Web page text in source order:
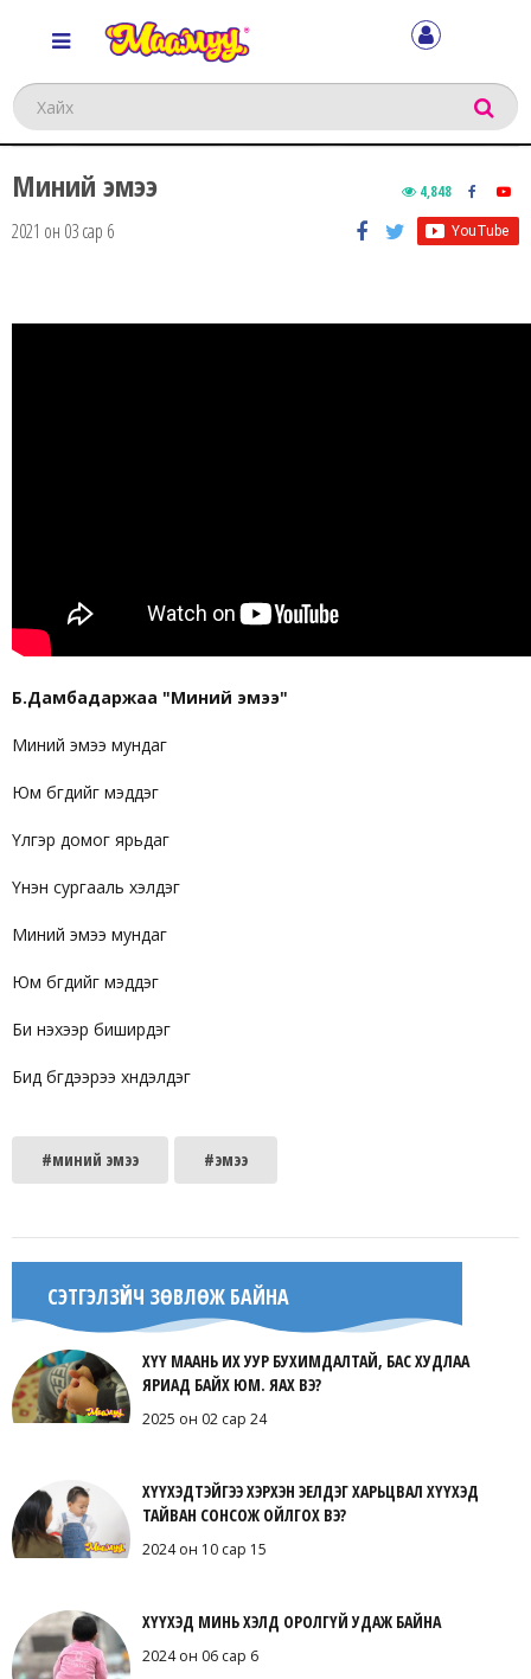
Хайх
Миний эмээ 4,848
2021 он 03 сар 6
Б.Дамбадаржаа "Миний эмээ"
Миний эмээ мундаг
Юм бүгдийг мэддэг
Үлгэр домог ярьдаг
Үнэн сургааль хэлдэг
Миний эмээ мундаг
Юм бүгдийг мэддэг
Би үнэхээр биширдэг
Бид бүгдээрээ хүндэлдэг
#миний эмээ #эмээ
СЭТГЭЛЗҮЙЧ ЗӨВЛӨЖ БАЙНА
ХҮҮ МААНЬ ИХ УУР БУХИМДАЛТАЙ, БАС ХУДЛАА
ЯРИАД БАЙХ ЮМ. ЯАХ ВЭ?
2025 он 02 сар 24
ХҮҮХЭДТЭЙГЭЭ ХЭРХЭН ЭЕЛДЭГ ХАРЬЦВАЛ ХҮҮХЭД
ТАЙВАН СОНСОЖ ОЙЛГОХ ВЭ?
2024 он 10 сар 15
ХҮҮХЭД МИНЬ ХЭЛД ОРОЛГҮЙ УДАЖ БАЙНА
2024 он 06 сар 6